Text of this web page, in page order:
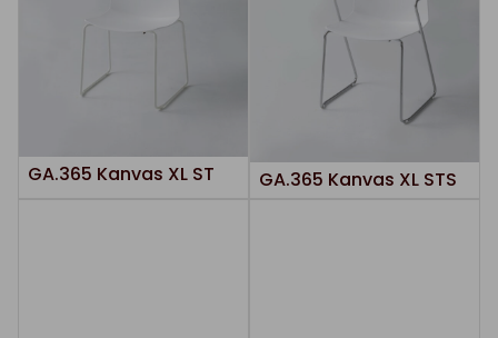
GA.365 Kanvas XL ST GA.365 Kanvas XL STS